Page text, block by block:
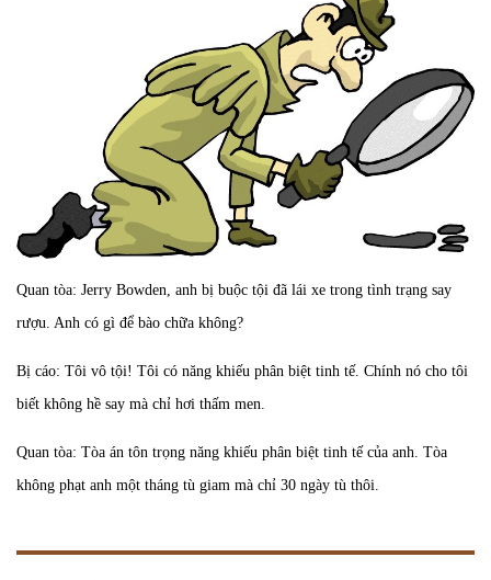
Quan tòa: Jerry Bowden, anh bị buộc tội đã lái xe trong tình trạng say
rượu. Anh có gì để bào chữa không?
Bị cáo: Tôi vô tội! Tôi có năng khiếu phân biệt tinh tế. Chính nó cho tôi
biết không hề say mà chỉ hơi thấm men.
Quan tòa: Tòa án tôn trọng năng khiếu phân biệt tinh tế của anh. Tòa
không phạt anh một tháng tù giam mà chỉ 30 ngày tù thôi.